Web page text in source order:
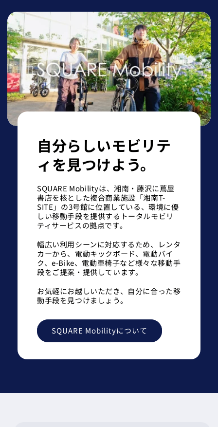
自分らしいモビリテ
ィを見つけよう。
SQUARE Mobilityは、湘南・藤沢に蔦屋
書店を核とした複合商業施設「湘南T-
SITE」の3号館に位置している、環境に優
しい移動手段を提供するトータルモビリ
ティサービスの拠点です。
幅広い利用シーンに対応するため、レンタ
カーから、電動キックボード、電動バイ
ク、e-Bike、電動車椅子など様々な移動手
段をご提案・提供しています。
お気軽にお越しいただき、自分に合った移
動手段を見つけましょう。
SQUARE Mobilityについて